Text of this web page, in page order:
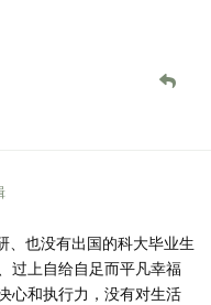
、也没有出国的科大毕业生
过上自给自足而平凡幸福
心和执行力，没有对生活